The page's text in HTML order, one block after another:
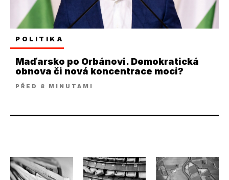
POLITIKA
Maďarsko po Orbánovi. Demokratická
obnova či nová koncentrace moci?
PŘED 8 MINUTAMI